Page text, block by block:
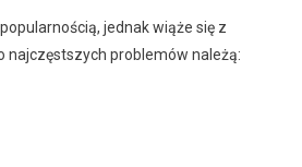
jednak wiąże się z
najczęstszych problemów należą: